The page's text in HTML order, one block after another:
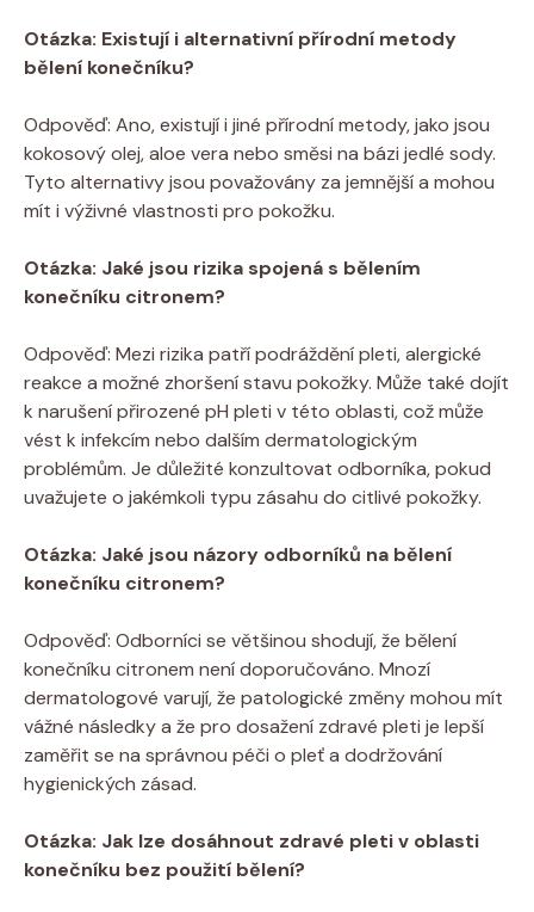
Otázka: Existují i alternativní přírodní metody
bělení konečníku?
Odpověď: Ano, existují i jiné přírodní metody, jako jsou
kokosový olej, aloe vera nebo směsi na bázi jedlé sody.
Tyto alternativy jsou považovány za jemnější a mohou
mít i výživné vlastnosti pro pokožku.
Otázka: Jaké jsou rizika spojená s bělením
konečníku citronem?
Odpověď: Mezi rizika patří podráždění pleti, alergické
reakce a možné zhoršení stavu pokožky. Může také dojít
k narušení přirozené pH pleti v této oblasti, což může
vést k infekcím nebo dalším dermatologickým
problémům. Je důležité konzultovat odborníka, pokud
uvažujete o jakémkoli typu zásahu do citlivé pokožky.
Otázka: Jaké jsou názory odborníků na bělení
konečníku citronem?
Odpověď: Odborníci se většinou shodují, že bělení
konečníku citronem není doporučováno. Mnozí
dermatologové varují, že patologické změny mohou mít
vážné následky a že pro dosažení zdravé pleti je lepší
zaměřit se na správnou péči o pleť a dodržování
hygienických zásad.
Otázka: Jak lze dosáhnout zdravé pleti v oblasti
konečníku bez použití bělení?